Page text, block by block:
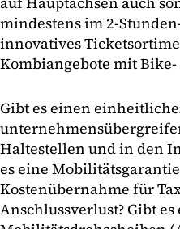
mindestens im 2-
innovatives
Kombiangebote mit
Gibt es einen
Haltestellen und in den
es eine
Kostenübernahme für
Anschlussverlust? Gibt